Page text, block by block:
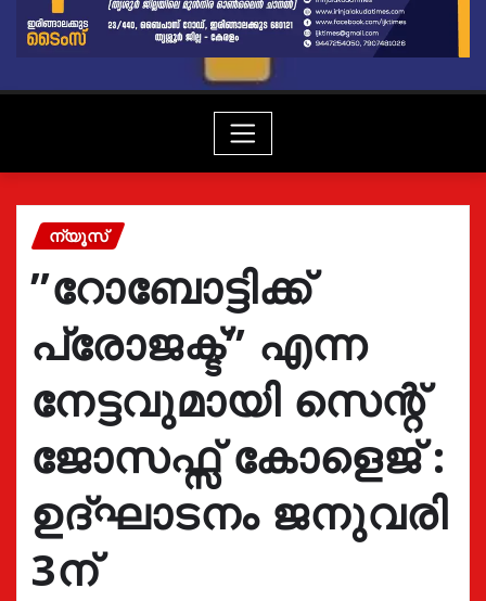
ന്യൂസ്
”റോബോട്ടിക്ക്
പ്രോജക്ട്” എന്ന
നേട്ടവുമായി സെന്റ്
ജോസഫ്സ് കോളെജ് :
ഉദ്ഘാടനം ജനുവരി
3ന്